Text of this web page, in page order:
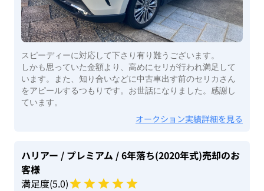
スピーディーに対応して下さり有り難うございます。
しかも思っていた金額より、高めにセリが行われ満足して
います。また、知り合いなどに中古車出す前のセリカさん
をアピールするつもりです。お世話になりました。感謝し
ています。
オークション実績詳細を見る
ハリアー / プレミアム / 6年落ち(2020年式)売却のお
客様
満足度(5.0)